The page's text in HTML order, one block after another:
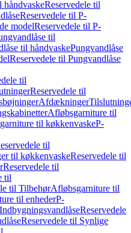
håndvaskeReservedele til
Reservedele til P-
modelReservedele til P-
til
til håndvaskePungvandlåse
Reservedele til Pungvandlåse
til
Reservedele til
Afdækninger
Afløbsgarniture til
til køkkenvaskeP-
til
til køkkenvaskeReservedele til
Reservedele til
til
til TilbehørAfløbsgarniture til
til enhederP-
IndbygningsvandlåseReservedele
Reservedele til Synlige